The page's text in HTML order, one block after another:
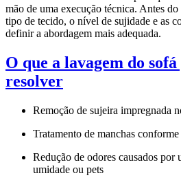
mão de uma execução técnica. Antes
tipo de tecido, o nível de sujidade e as
definir a abordagem mais adequada.
O que a lavagem do
resolver
Remoção de sujeira impregnada
Tratamento de manchas
Redução de odores causados por
umidade ou pets